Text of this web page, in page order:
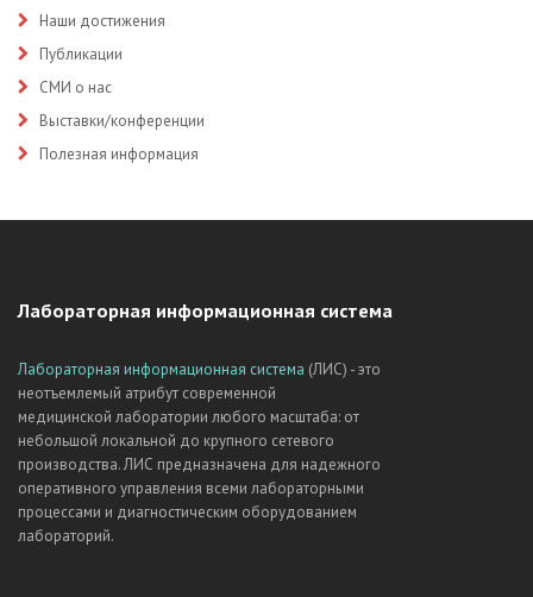
Наши достижения
Публикации
СМИ о нас
Выставки/конференции
Полезная информация
Лабораторная информационная система
Лабораторная информационная система (ЛИС) - это
неотъемлемый атрибут современной
медицинской лаборатории любого масштаба: от
небольшой локальной до крупного сетевого
производства. ЛИС предназначена для надежного
оперативного управления всеми лабораторными
процессами и диагностическим оборудованием
лабораторий.